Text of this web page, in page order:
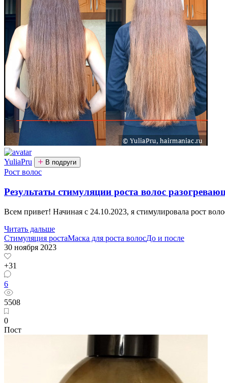
YuliaPru В подруги
Рост волос
Результаты стимуляции роста волос
Всем привет! Начиная с 24.10.2023, я стимулировала рост
Читать дальше
Стимуляция ростаМаска для роста волосДо и после
30 ноября 2023
+31
6
5508
0
Пост